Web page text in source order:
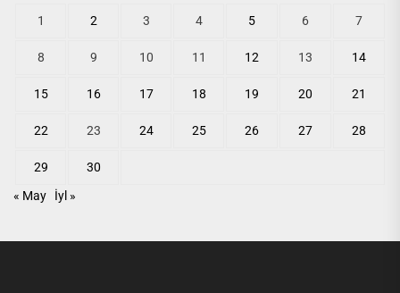
1 2 3 4 5 6 7
8 9 10 11 12 13 14
15 16 17 18 19 20 21
22 23 24 25 26 27 28
29
30
« May
İyl »